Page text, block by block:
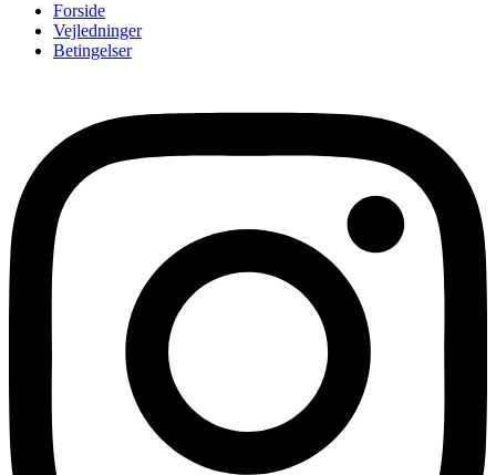
Forside
Vejledninger
Betingelser